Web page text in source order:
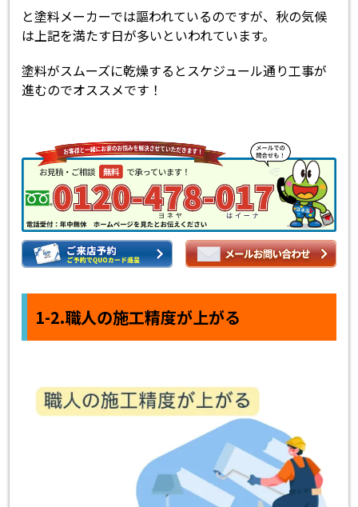
と塗料メーカーでは謳われているのですが、秋の気候
は上記を満たす日が多いといわれています。
塗料がスムーズに乾燥するとスケジュール通り工事が
進むのでオススメです！
1-2.職人の施工精度が上がる